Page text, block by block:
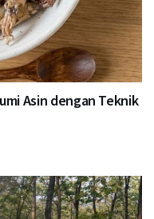
Asin dengan Teknik